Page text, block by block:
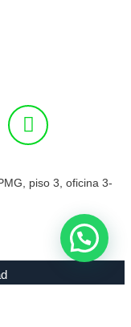
piso 3, oficina 3-